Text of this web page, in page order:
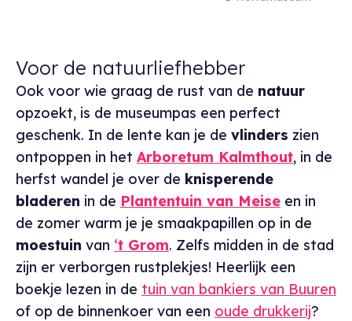
Voor de natuurliefhebber
Ook voor wie graag de rust van de natuur
opzoekt, is de museumpas een perfect
geschenk. In de lente kan je de vlinders zien
ontpoppen in het Arboretum Kalmthout, in de
herfst wandel je over de knisperende
bladeren in de Plantentuin van Meise en in
de zomer warm je je smaakpapillen op in de
moestuin van ‘t Grom. Zelfs midden in de stad
zijn er verborgen rustplekjes! Heerlijk een
boekje lezen in de tuin van bankiers van Buuren
of op de binnenkoer van een oude drukkerij?